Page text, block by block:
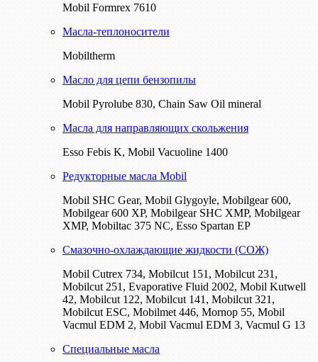
Mobil Formrex 7610
Масла-теплоносители
Mobiltherm
Масло для цепи бензопилы
Mobil Pyrolube 830, Chain Saw Oil mineral
Масла для направляющих скольжения
Esso Febis K, Mobil Vacuoline 1400
Редукторные масла Mobil
Mobil SHC Gear, Mobil Glygoyle, Mobilgear 600,
Mobilgear 600 XP, Mobilgear SHC XMP, Mobilgear
XМP, Mobiltac 375 NC, Esso Spartan EP
Смазочно-охлаждающие жидкости (СОЖ)
Mobil Cutrex 734, Mobilcut 151, Mobilcut 231,
Mobilcut 251, Evaporative Fluid 2002, Mobil Kutwell
42, Mobilcut 122, Mobilcut 141, Mobilcut 321,
Mobilcut ESC, Mobilmet 446, Mornop 55, Mobil
Vacmul EDM 2, Mobil Vacmul EDM 3, Vacmul G 13
Специальные масла